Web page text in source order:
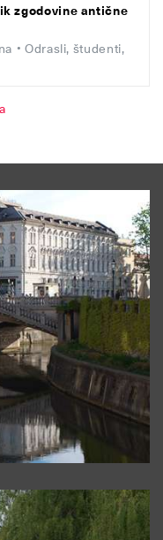
zgodovine antične
• Odrasli, študenti,